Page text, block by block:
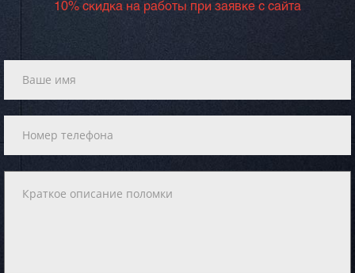
10% скидка на работы при заявке с сайта